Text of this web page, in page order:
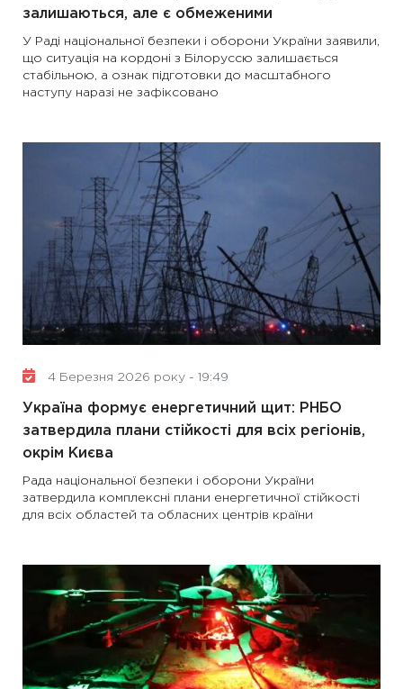
залишаються, але є обмеженими
У Раді національної безпеки і оборони України заявили,
що ситуація на кордоні з Білоруссю залишається
стабільною, а ознак підготовки до масштабного
наступу наразі не зафіксовано
4 Березня 2026 року - 19:49
Україна формує енергетичний щит: РНБО
затвердила плани стійкості для всіх регіонів,
окрім Києва
Рада національної безпеки і оборони України
затвердила комплексні плани енергетичної стійкості
для всіх областей та обласних центрів країни